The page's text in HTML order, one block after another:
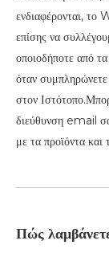
ενδιαφέρονται,
επίσης να
οποιοδήποτε από
όταν συμπληρώνετε
στον
διεύθυνση email
με τα προϊόντα και
Πώς